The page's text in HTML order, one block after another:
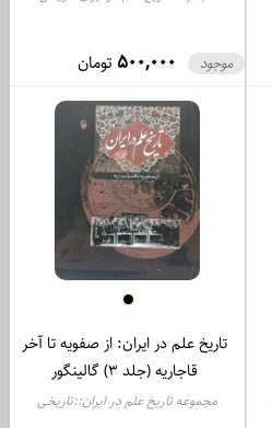
500,000 تومان موجود
تاریخ علم در ایران: از صفویه تا آخر
قاجاریه (جلد 3) گالینگور
مجموعه تاریخ علم در ایران::تاریخی